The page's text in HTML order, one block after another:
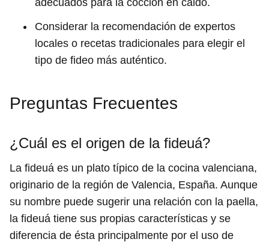
adecuados para la cocción en caldo.
Considerar la recomendación de expertos
locales o recetas tradicionales para elegir el
tipo de fideo más auténtico.
Preguntas Frecuentes
¿Cuál es el origen de la fideuá?
La fideuá es un plato típico de la cocina valenciana,
originario de la región de Valencia, España. Aunque
su nombre puede sugerir una relación con la paella,
la fideuá tiene sus propias características y se
diferencia de ésta principalmente por el uso de